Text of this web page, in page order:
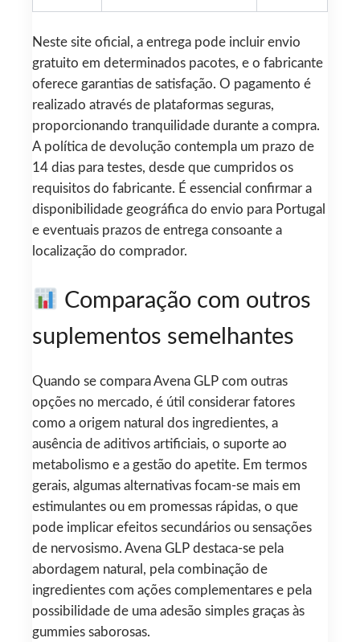
Neste site oficial, a entrega pode incluir envio
gratuito em determinados pacotes, e o fabricante
oferece garantias de satisfação. O pagamento é
realizado através de plataformas seguras,
proporcionando tranquilidade durante a compra.
A política de devolução contempla um prazo de
14 dias para testes, desde que cumpridos os
requisitos do fabricante. É essencial confirmar a
disponibilidade geográfica do envio para Portugal
e eventuais prazos de entrega consoante a
localização do comprador.
Comparação com outros
suplementos semelhantes
Quando se compara Avena GLP com outras
opções no mercado, é útil considerar fatores
como a origem natural dos ingredientes, a
ausência de aditivos artificiais, o suporte ao
metabolismo e a gestão do apetite. Em termos
gerais, algumas alternativas focam-se mais em
estimulantes ou em promessas rápidas, o que
pode implicar efeitos secundários ou sensações
de nervosismo. Avena GLP destaca-se pela
abordagem natural, pela combinação de
ingredientes com ações complementares e pela
possibilidade de uma adesão simples graças às
gummies saborosas.